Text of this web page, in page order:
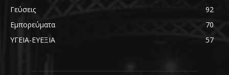
Γεύσεις
92
Εμπορεύματα
70
ΥΓΕΙΑ-ΕΥΕΞΙΑ
57